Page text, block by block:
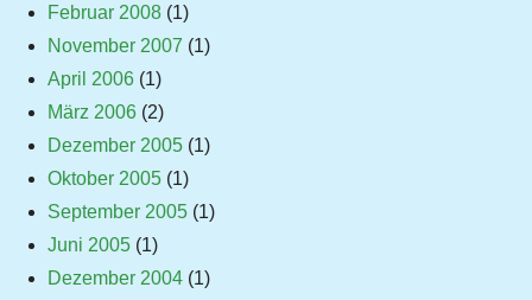
Februar 2008 (1)
November 2007 (1)
April 2006 (1)
März 2006 (2)
Dezember 2005 (1)
Oktober 2005 (1)
September 2005 (1)
Juni 2005 (1)
Dezember 2004 (1)